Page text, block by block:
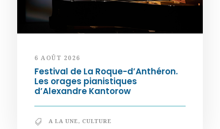
6 AOÛT 2026
Festival de La Roque-d’Anthéron.
Les orages pianistiques
d’Alexandre Kantorow
A LA UNE, CULTURE